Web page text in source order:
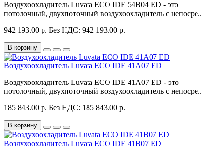
Воздухоохладитель Luvata ECO IDE 54B04 ED - это
потолочный, двухпоточный воздухоохладитель с непосре..
942 193.00 р. Без НДС: 942 193.00 р.
В корзину
Воздухоохладитель Luvata ECO IDE 41A07 ED
Воздухоохладитель Luvata ECO IDE 41A07 ED - это
потолочный, двухпоточный воздухоохладитель с непосре..
185 843.00 р. Без НДС: 185 843.00 р.
В корзину
Воздухоохладитель Luvata ECO IDE 41B07 ED